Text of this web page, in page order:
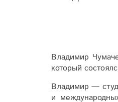
Владимир
который
Владимир —
и